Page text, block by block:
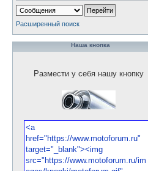
Расширенный поиск
Наша кнопка
Размести у себя нашу кнопку